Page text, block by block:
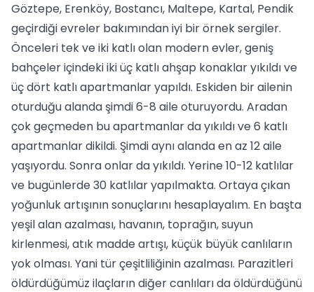
Göztepe, Erenköy, Bostancı, Maltepe, Kartal, Pendik
geçirdiği evreler bakımından iyi bir örnek sergiler.
Önceleri tek ve iki katlı olan modern evler, geniş
bahçeler içindeki iki üç katlı ahşap konaklar yıkıldı ve
üç dört katlı apartmanlar yapıldı. Eskiden bir ailenin
oturduğu alanda şimdi 6-8 aile oturuyordu. Aradan
çok geçmeden bu apartmanlar da yıkıldı ve 6 katlı
apartmanlar dikildi. Şimdi aynı alanda en az 12 aile
yaşıyordu. Sonra onlar da yıkıldı. Yerine 10-12 katlılar
ve bugünlerde 30 katlılar yapılmakta. Ortaya çıkan
yoğunluk artışının sonuçlarını hesaplayalım. En başta
yeşil alan azalması, havanın, toprağın, suyun
kirlenmesi, atık madde artışı, küçük büyük canlıların
yok olması. Yani tür çeşitliliğinin azalması. Parazitleri
öldürdüğümüz ilaçların diğer canlıları da öldürdüğünü